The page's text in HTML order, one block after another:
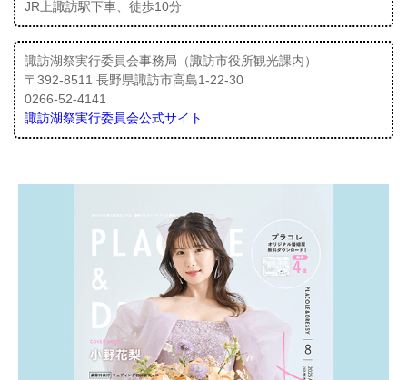
JR上諏訪駅下車、徒歩10分
諏訪湖祭実行委員会事務局（諏訪市役所観光課内）
〒392-8511 長野県諏訪市高島1-22-30
0266-52-4141
諏訪湖祭実行委員会公式サイト